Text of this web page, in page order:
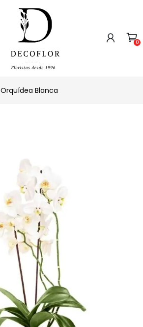
0
Orquídea Blanca